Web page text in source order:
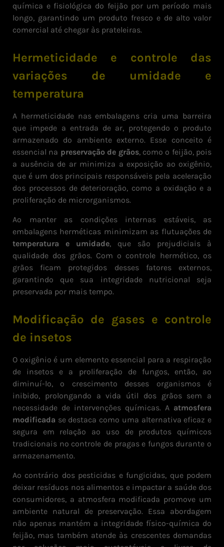
química e fisiológica do feijão por um período mais
longo, garantindo um produto fresco e de alto valor
comercial até chegar às prateleiras.
Hermeticidade e controle das
variações de umidade e
temperatura
A hermeticidade nas embalagens cria uma barreira
que impede a entrada de ar, protegendo o produto
armazenado do ambiente externo. Esse conceito é
essencial na preservação de grãos, como o feijão, pois
a ausência de ar minimiza a exposição ao oxigênio,
que é um dos principais responsáveis pela aceleração
dos processos de deterioração, como a oxidação e a
proliferação de microrganismos.
Ao manter as condições internas estáveis, as
embalagens herméticas minimizam as flutuações de
temperatura e umidade, que são prejudiciais à
qualidade dos grãos. Com o controle hermético, os
grãos ficam protegidos desses fatores externos,
garantindo que sua integridade nutricional seja
preservada por mais tempo.
Modificação de gases e controle
de insetos
O oxigênio é um elemento essencial para a respiração
de insetos e a proliferação de fungos, então, ao
diminuí-lo, o crescimento desses organismos é
inibido, prolongando a vida útil dos grãos sem a
necessidade de intervenções químicas. A atmosfera
modificada se destaca como uma alternativa eficaz e
segura em relação ao uso de produtos químicos
tradicionais no controle de pragas e fungos durante o
armazenamento.
Ao contrário dos pesticidas e fungicidas, que podem
deixar resíduos nos alimentos e impactar a saúde dos
consumidores, a atmosfera modificada promove um
ambiente natural de preservação. Essa abordagem
não apenas mantém a integridade físico-química do
feijão, mas também atende às crescentes demandas